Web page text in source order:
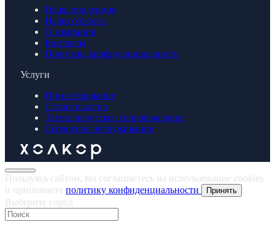
Наша продукция
Наши объекты
О компании
Контакты
Политика конфиденциальности
Услуги
Проектирование
Строительство
Технологическое сопровождение
Сервисное обслуживание
Пользуясь сайтом, вы соглашаетесь на использование cookies
и принимаете политику конфиденциальности Принять
Выберите город